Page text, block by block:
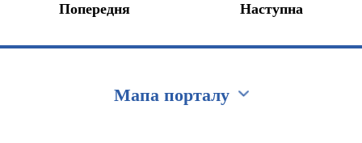
Попередня Наступна
Мапа порталу